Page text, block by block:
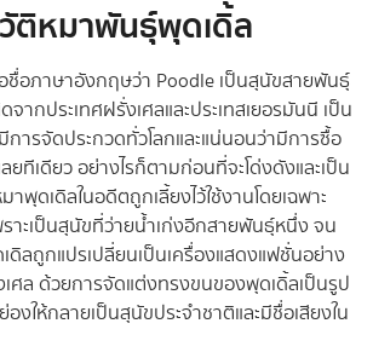
ติหมาพันธุ์พุดเดิ้ล
อภาษาอังกฤษว่า Poodle เป็นสุนัขสายพันธุ์
ากประเทศฝรั่งเศลและประเทสเยอรมันนี เป็น
ารจัดประกวดทั่วโลกและแน่นอนว่ามีการซื้อ
ยทีเดียว อย่างไรก็ตามก่อนที่จะโด่งดังและเป็น
พุดเดิลในอดีตถูกเลี้ยงไว้ใช้งานโดยเฉพาะ
ราะเป็นสุนัขที่ว่ายน้ำเก่งอีกสายพันธุ์หนึ่ง จน
ดิลถูกแปรเปลี่ยนเป็นเครื่องแสดงแฟชั่นอย่าง
ศล ด้วยการจัดแต่งทรงขนของพุดเดิ้ลเป็นรูป
งให้กลายเป็นสุนัขประจำชาติและมีชื่อเสียงใน